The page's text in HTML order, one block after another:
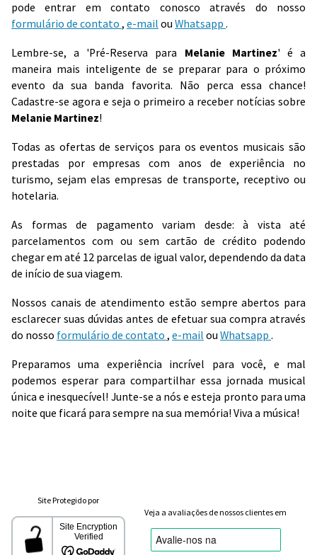
pode entrar em contato conosco através do nosso
formulário de contato , e-mail ou Whatsapp .
Lembre-se, a 'Pré-Reserva para Melanie Martinez' é a
maneira mais inteligente de se preparar para o próximo
evento da sua banda favorita. Não perca essa chance!
Cadastre-se agora e seja o primeiro a receber notícias sobre
Melanie Martinez!
Todas as ofertas de serviços para os eventos musicais são
prestadas por empresas com anos de experiência no
turismo, sejam elas empresas de transporte, receptivo ou
hotelaria.
As formas de pagamento variam desde: à vista até
parcelamentos com ou sem cartão de crédito podendo
chegar em até 12 parcelas de igual valor, dependendo da data
de início de sua viagem.
Nossos canais de atendimento estão sempre abertos para
esclarecer suas dúvidas antes de efetuar sua compra através
do nosso formulário de contato , e-mail ou Whatsapp .
Preparamos uma experiência incrível para você, e mal
podemos esperar para compartilhar essa jornada musical
única e inesquecível! Junte-se a nós e esteja pronto para uma
noite que ficará para sempre na sua memória! Viva a música!
Site Protegido por
Veja a avaliações de nossos clientes em